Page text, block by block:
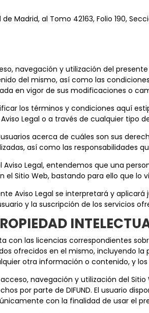
Madrid, al Tomo 42163, Folio 190,
navegación y utilización del
del mismo, así como las
en vigor de sus modificaciones o
los términos y condiciones aquí
Legal o a través de cualquier tipo
acerca de cuáles son sus
así como las responsabilidades
Legal, entendemos que una
el Sitio Web, bastando para ello que lo
Aviso Legal se interpretará y aplicará
y la suscripción de los servicios
con las licencias correspondientes
ofrecidos en el mismo, incluyendo
otra información o contenido, y
navegación y utilización del
por parte de DIFUND. El usuario
con la finalidad de usar el